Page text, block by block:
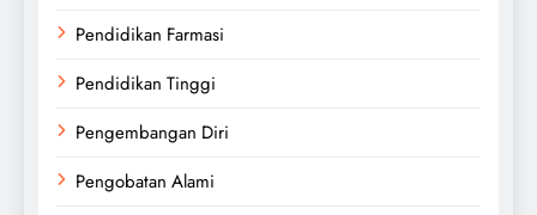
Pendidikan Farmasi
Pendidikan Tinggi
Pengembangan Diri
Pengobatan Alami